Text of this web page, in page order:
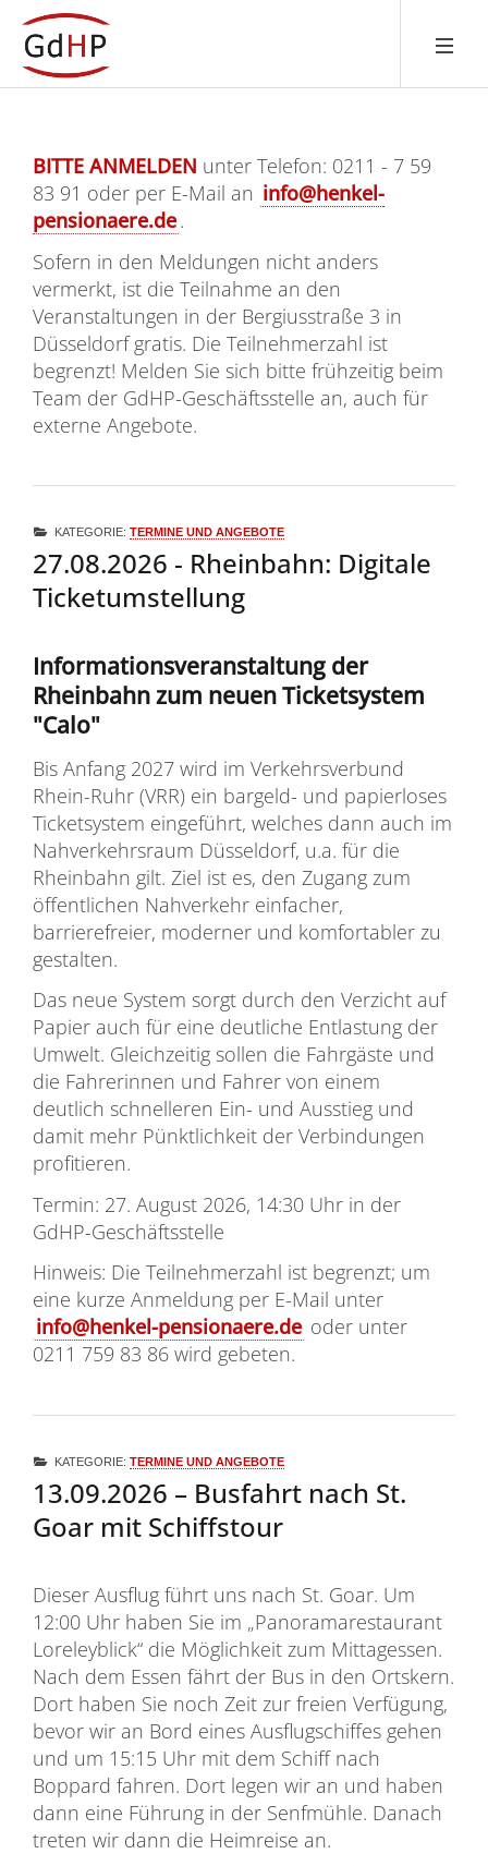
BITTE ANMELDEN unter Telefon: 0211 - 7 59
83 91 oder per E-Mail an info@henkel-
pensionaere.de.
Sofern in den Meldungen nicht anders
vermerkt, ist die Teilnahme an den
Veranstaltungen in der Bergiusstraße 3 in
Düsseldorf gratis. Die Teilnehmerzahl ist
begrenzt! Melden Sie sich bitte frühzeitig beim
Team der GdHP-Geschäftsstelle an, auch für
externe Angebote.
KATEGORIE: TERMINE UND ANGEBOTE
27.08.2026 - Rheinbahn: Digitale
Ticketumstellung
Informationsveranstaltung der
Rheinbahn zum neuen Ticketsystem
"Calo"
Bis Anfang 2027 wird im Verkehrsverbund
Rhein-Ruhr (VRR) ein bargeld- und papierloses
Ticketsystem eingeführt, welches dann auch im
Nahverkehrsraum Düsseldorf, u.a. für die
Rheinbahn gilt. Ziel ist es, den Zugang zum
öffentlichen Nahverkehr einfacher,
barrierefreier, moderner und komfortabler zu
gestalten.
Das neue System sorgt durch den Verzicht auf
Papier auch für eine deutliche Entlastung der
Umwelt. Gleichzeitig sollen die Fahrgäste und
die Fahrerinnen und Fahrer von einem
deutlich schnelleren Ein- und Ausstieg und
damit mehr Pünktlichkeit der Verbindungen
profitieren.
Termin: 27. August 2026, 14:30 Uhr in der
GdHP-Geschäftsstelle
Hinweis: Die Teilnehmerzahl ist begrenzt; um
eine kurze Anmeldung per E-Mail unter
info@henkel-pensionaere.de oder unter
0211 759 83 86 wird gebeten.
KATEGORIE: TERMINE UND ANGEBOTE
13.09.2026 – Busfahrt nach St.
Goar mit Schiffstour
Dieser Ausflug führt uns nach St. Goar. Um
12:00 Uhr haben Sie im „Panoramarestaurant
Loreleyblick“ die Möglichkeit zum Mittagessen.
Nach dem Essen fährt der Bus in den Ortskern.
Dort haben Sie noch Zeit zur freien Verfügung,
bevor wir an Bord eines Ausflugschiffes gehen
und um 15:15 Uhr mit dem Schiff nach
Boppard fahren. Dort legen wir an und haben
dann eine Führung in der Senfmühle. Danach
treten wir dann die Heimreise an.